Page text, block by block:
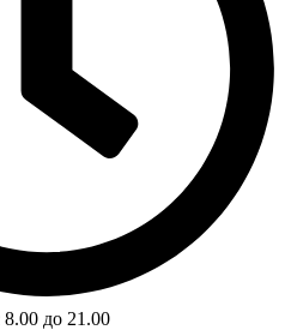
8.00 до 21.00